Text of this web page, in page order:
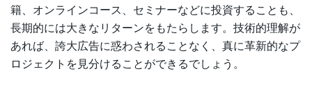
籍、オンラインコース、セミナーなどに投資することも、
長期的には大きなリターンをもたらします。技術的理解が
あれば、誇大広告に惑わされることなく、真に革新的なプ
ロジェクトを見分けることができるでしょう。